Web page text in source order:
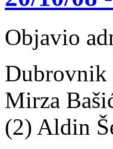
Objavio
Mirza
(2) Aldin